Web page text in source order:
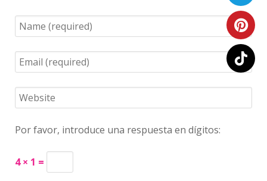
Por favor, introduce una respuesta en dígitos:
4 × 1 =